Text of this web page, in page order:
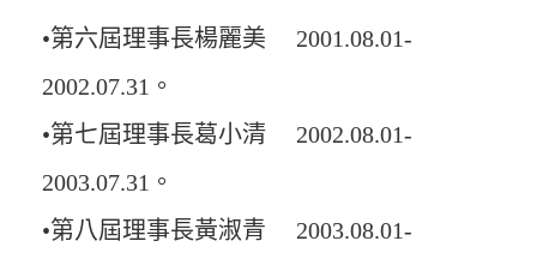
•第六屆理事長楊麗美 2001.08.01-
2002.07.31。
•第七屆理事長葛小清 2002.08.01-
2003.07.31。
•第八屆理事長黃淑青 2003.08.01-